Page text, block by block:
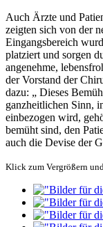
Auch Ärzte und
zeigten sich von der
Eingangsbereich
platziert und sorgen
angenehme,
der Vorstand der
dazu: „ Dieses
ganzheitlichen Sinn,
einbezogen wird,
bemüht sind, den
auch die Devise der
Klick zum Vergrößern